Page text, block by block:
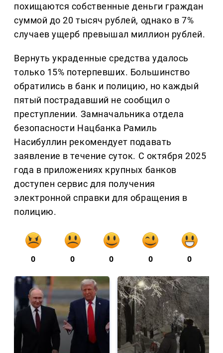
похищаются собственные деньги граждан
суммой до 20 тысяч рублей, однако в 7%
случаев ущерб превышал миллион рублей.
Вернуть украденные средства удалось
только 15% потерпевших. Большинство
обратились в банк и полицию, но каждый
пятый пострадавший не сообщил о
преступлении. Замначальника отдела
безопасности Нацбанка Рамиль
Насибуллин рекомендует подавать
заявление в течение суток. С октября 2025
года в приложениях крупных банков
доступен сервис для получения
электронной справки для обращения в
полицию.
0 0 0 0 0